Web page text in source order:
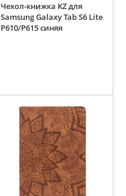
Чехол-книжка KZ для
Samsung Galaxy Tab S6 Lite
P610/P615 синяя